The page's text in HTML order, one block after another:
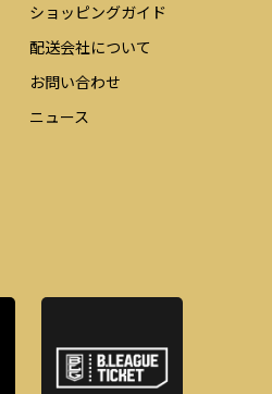
ショッピングガイド
配送会社について
お問い合わせ
ニュース